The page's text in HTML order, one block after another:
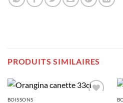
PRODUITS SIMILAIRES
BOISSONS